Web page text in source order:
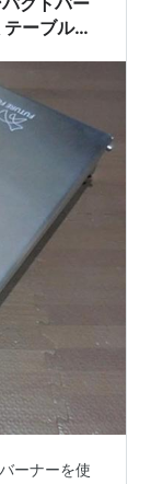
…ーブル
ーナーを使